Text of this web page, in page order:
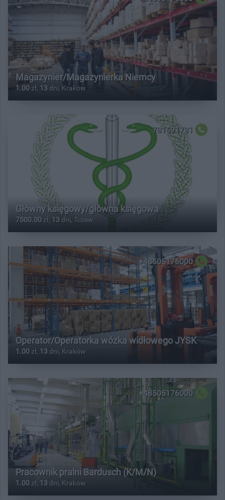
Magazynier/Magazynierka Niemcy
1.00 zł, 13 dni, Kraków
781691781
Główny księgowy/główna księgowa
7500.00 zł, 13 dni, Tczew
+48505176000
Operator/Operatorka wózka widłowego JYSK
1.00 zł, 13 dni, Kraków
+48505176000
Pracownik pralni Bardusch (K/M/N)
1.00 zł, 13 dni, Kraków